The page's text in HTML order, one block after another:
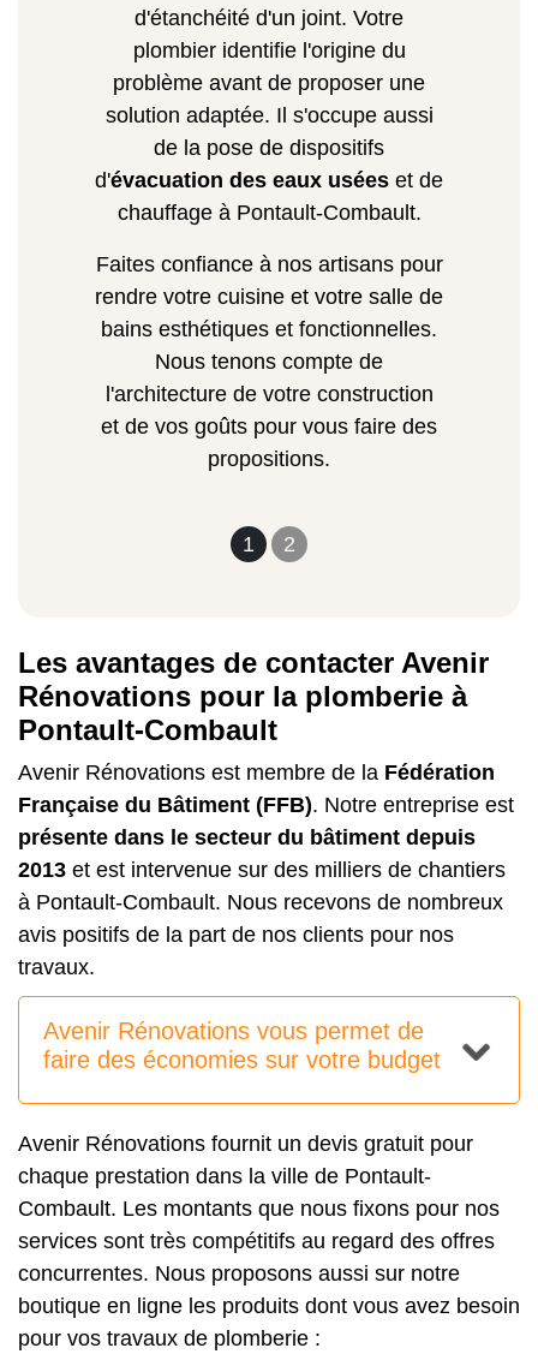
1 2
d'étanchéité d'un joint. Votre
plombier identifie l'origine du
problème avant de proposer une
solution adaptée. Il s'occupe aussi
de la pose de dispositifs
d'évacuation des eaux usées et de
chauffage à Pontault-Combault.
Faites confiance à nos artisans pour
rendre votre cuisine et votre salle de
bains esthétiques et fonctionnelles.
Nous tenons compte de
l'architecture de votre construction
et de vos goûts pour vous faire des
propositions.
Les avantages de contacter Avenir
Rénovations pour la plomberie à
Pontault-Combault
Avenir Rénovations est membre de la Fédération
Française du Bâtiment (FFB). Notre entreprise est
présente dans le secteur du bâtiment depuis
2013 et est intervenue sur des milliers de chantiers
à Pontault-Combault. Nous recevons de nombreux
avis positifs de la part de nos clients pour nos
travaux.
Avenir Rénovations vous permet de
faire des économies sur votre budget
Avenir Rénovations fournit un devis gratuit pour
chaque prestation dans la ville de Pontault-
Combault. Les montants que nous fixons pour nos
services sont très compétitifs au regard des offres
concurrentes. Nous proposons aussi sur notre
boutique en ligne les produits dont vous avez besoin
pour vos travaux de plomberie :